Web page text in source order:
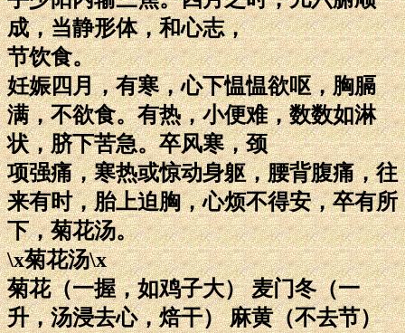
成，当静形体，和心志，
节饮食。
妊娠四月，有寒，心下愠愠欲呕，胸膈
满，不欲食。有热，小便难，数数如淋
状，脐下苦急。卒风寒，颈
项强痛，寒热或惊动身躯，腰背腹痛，往
来有时，胎上迫胸，心烦不得安，卒有所
下，菊花汤。
\x菊花汤\x
菊花（一握，如鸡子大） 麦门冬（一
升，汤浸去心，焙干） 麻黄（不去节）